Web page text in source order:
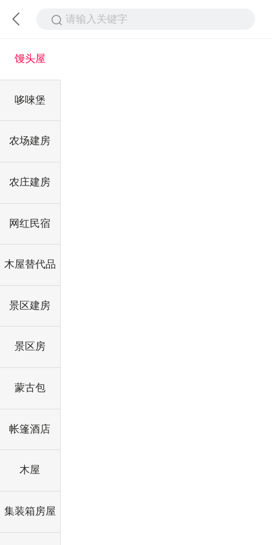
请输入关键字
馒头屋
哆唻堡
农场建房
农庄建房
网红民宿
木屋替代品
景区建房
景区房
蒙古包
帐篷酒店
木屋
集装箱房屋